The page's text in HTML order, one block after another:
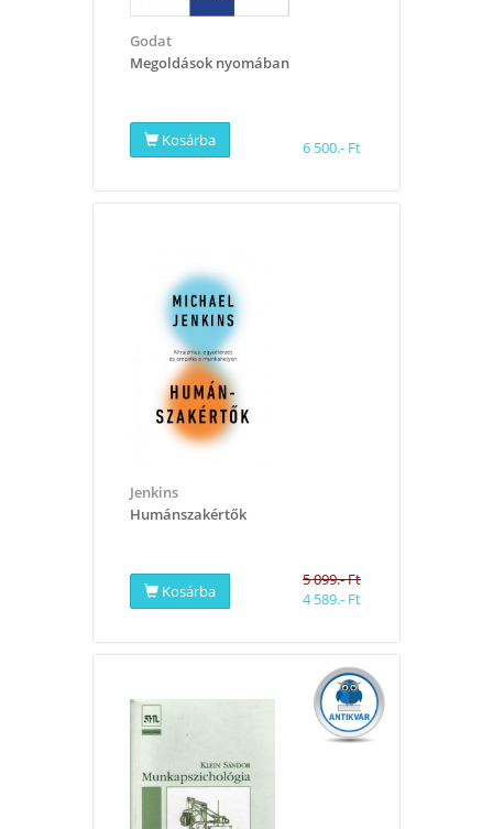
Godat
Megoldások nyomában
Kosárba 6 500.- Ft
Jenkins
​Humánszakértők
Kosárba
5 099.- Ft
4 589.- Ft